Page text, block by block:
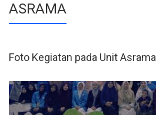
ASRAMA
Foto Kegiatan pada Unit Asrama